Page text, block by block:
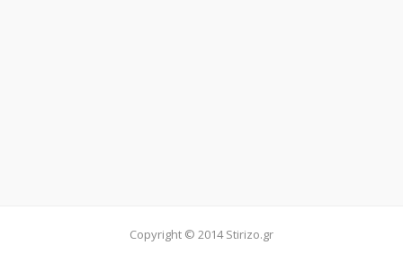
Copyright © 2014 Stirizo.gr